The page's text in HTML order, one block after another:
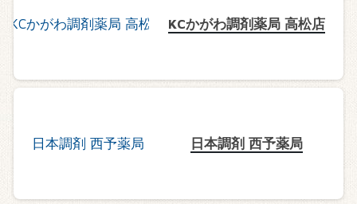
KCかがわ調剤薬局 高松店
日本調剤 西予薬局